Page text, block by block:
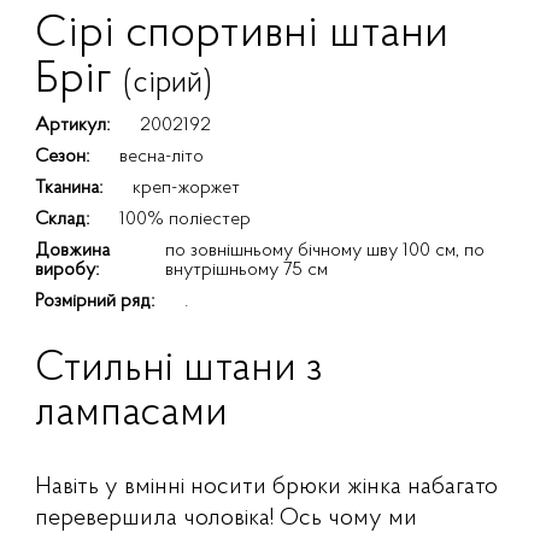
Сірі спортивні штани
Бріг (сірий)
Артикул:
2002192
Сезон:
весна-літо
Тканина:
креп-жоржет
Склад:
100% поліестер
Довжина
виробу:
по зовнішньому бічному шву 100 см, по
внутрішньому 75 см
Розмірний ряд:
.
Стильні штани з
лампасами
Навіть у вмінні носити брюки жінка набагато
перевершила чоловіка! Ось чому ми